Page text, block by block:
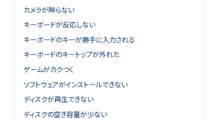
カメラが映らない
キーボードが反応しない
キーボードのキーが勝手に入力される
キーボードのキートップが外れた
ゲームがカクつく
ソフトウェアがインストールできない
ディスクが再生できない
ディスクの空き容量が少ない